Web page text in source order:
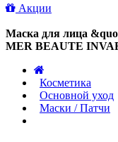
Акции
Косметика
Основной уход
Маски / Патчи